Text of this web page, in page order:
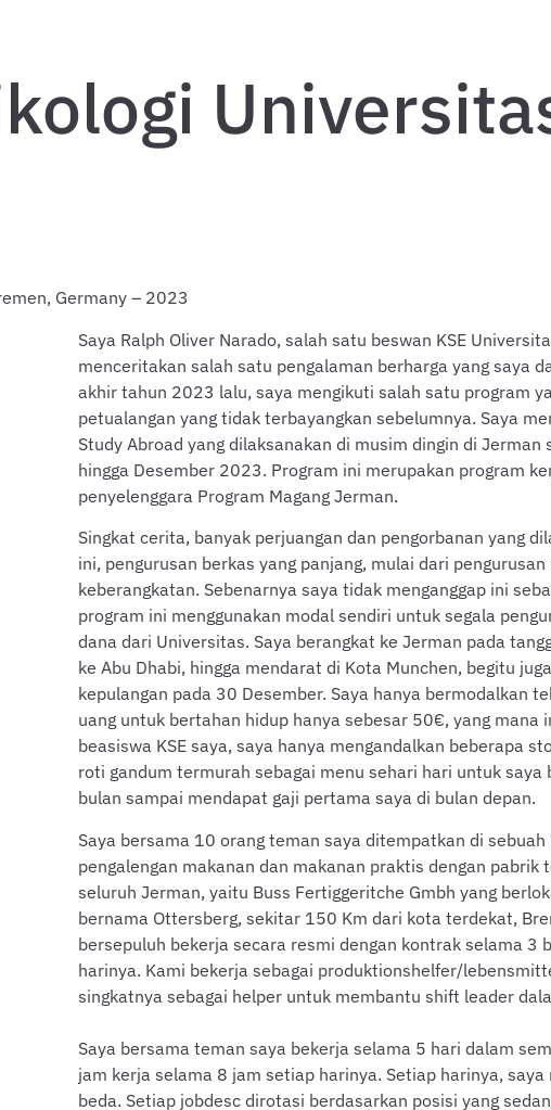
Germany – 2023
Saya Ralph Oliver Narado, salah satu beswan KSE
menceritakan salah satu pengalaman berharga yang saya
akhir tahun 2023 lalu, saya mengikuti salah satu program
petualangan yang tidak terbayangkan sebelumnya. Saya
Study Abroad yang dilaksanakan di musim dingin di
hingga Desember 2023. Program ini merupakan program
penyelenggara Program Magang Jerman.
Singkat cerita, banyak perjuangan dan pengorbanan yang
ini, pengurusan berkas yang panjang, mulai dari pengurusan
keberangkatan. Sebenarnya saya tidak menganggap ini
program ini menggunakan modal sendiri untuk segala
dana dari Universitas. Saya berangkat ke Jerman pada
ke Abu Dhabi, hingga mendarat di Kota Munchen, begitu
kepulangan pada 30 Desember. Saya hanya bermodalkan
uang untuk bertahan hidup hanya sebesar 50€, yang mana
beasiswa KSE saya, saya hanya mengandalkan beberapa
roti gandum termurah sebagai menu sehari hari untuk
bulan sampai mendapat gaji pertama saya di bulan depan.
Saya bersama 10 orang teman saya ditempatkan di
pengalengan makanan dan makanan praktis dengan pabrik
seluruh Jerman, yaitu Buss Fertiggeritche Gmbh yang
bernama Ottersberg, sekitar 150 Km dari kota terdekat,
bersepuluh bekerja secara resmi dengan kontrak selama 3
harinya. Kami bekerja sebagai produktionshelfer/
singkatnya sebagai helper untuk membantu shift leader
Saya bersama teman saya bekerja selama 5 hari dalam
jam kerja selama 8 jam setiap harinya. Setiap harinya,
beda. Setiap jobdesc dirotasi berdasarkan posisi yang